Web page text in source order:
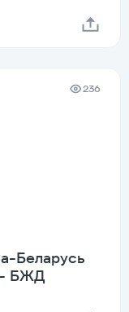
236
Беларусь
- БЖД